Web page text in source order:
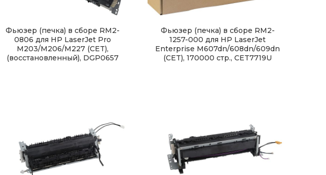
Фьюзер (печка) в сборе RM2-
0806 для HP LaserJet Pro
M203/M206/M227 (CET),
(восстановленный), DGP0657
Фьюзер (печка) в сборе RM2-
1257-000 для HP LaserJet
Enterprise M607dn/608dn/609dn
(CET), 170000 стр., CET7719U